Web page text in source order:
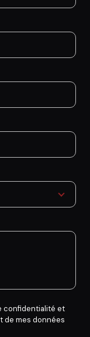
confidentialité et
de mes données